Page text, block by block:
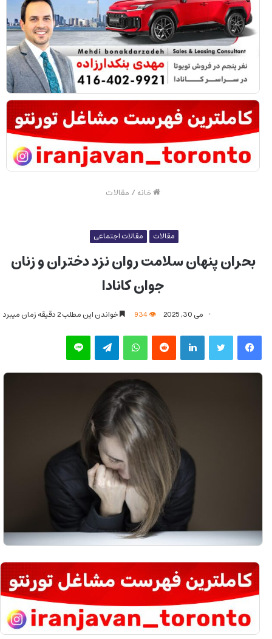
خانه/ مقالات
مقالات مقالات اجتماعی
بحران پنهان سلامت روان نزد دختران و زنان
جوان کانادا
می 30, 2025 خواندن این مطلب 2 دقیقه زمان میبرد
فیس بوک توییتر لینکدین‫رددیت واتس آپ تلگرام لاین